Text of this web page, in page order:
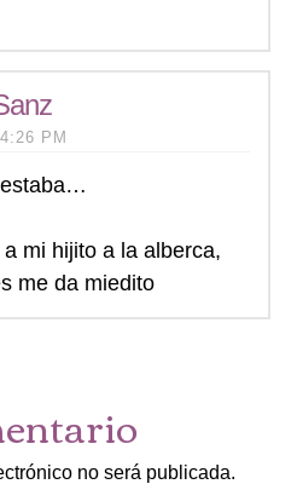
PM
mi hijito a la alberca,
me da miedito
no será publicada.